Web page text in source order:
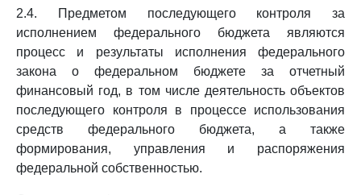
2.4. Предметом последующего контроля за
исполнением федерального бюджета являются
процесс и результаты исполнения федерального
закона о федеральном бюджете за отчетный
финансовый год, в том числе деятельность объектов
последующего контроля в процессе использования
средств федерального бюджета, а также
формирования, управления и распоряжения
федеральной собственностью.